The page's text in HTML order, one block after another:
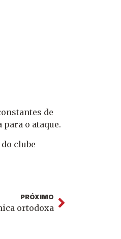
de
o ataque.
clube
PRÓXIMO
ortodoxa